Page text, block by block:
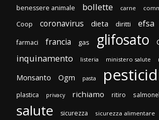
benessere animale bollette carne
Coop coronavirus dieta diritti efsa
farmaci francia gas glifosato
inquinamento listeria ministero salute
Monsanto Ogm pasta
plastica privacy richiamo ritiro
salute sicurezza sicurezza alimentare